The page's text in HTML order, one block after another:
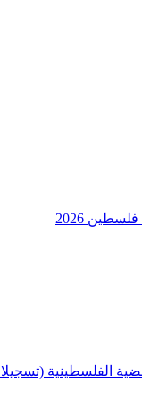
2026
الفلسطينية